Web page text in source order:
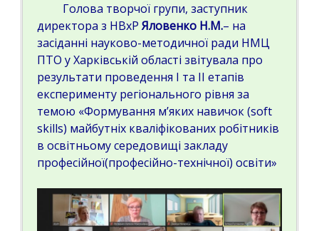
Голова творчої групи, заступник
директора з НВхРЯловенко Н.М.– на
засіданні науково-методичної ради НМЦ
ПТО у Харківській області звітувала про
результати проведення І та ІІ етапів
експерименту регіонального рівня за
темою «Формування м’яких навичок (soft
skills) майбутніх кваліфікованих робітників
в освітньому середовищі закладу
професійної(професійно-технічної) освіти»